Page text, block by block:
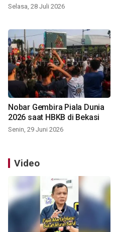
Selasa, 28 Juli 2026
Nobar Gembira Piala Dunia
2026 saat HBKB di Bekasi
Senin, 29 Juni 2026
Video